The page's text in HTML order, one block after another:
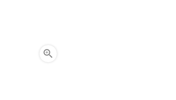
